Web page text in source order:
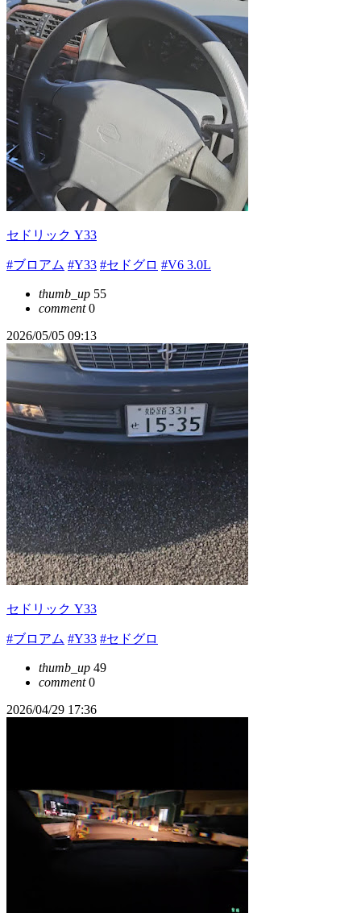
セドリック Y33
#ブロアム #Y33 #セドグロ #V6 3.0L
thumb_up 55
comment0
2026/05/05 09:13
セドリック Y33
#ブロアム #Y33 #セドグロ
thumb_up 49
comment0
2026/04/29 17:36